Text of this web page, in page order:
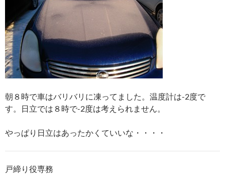
朝８時で車はバリバリに凍ってました。温度計は-2度で
す。日立では８時で-2度は考えられません。
やっぱり日立はあったかくていいな・・・・
戸締り役専務